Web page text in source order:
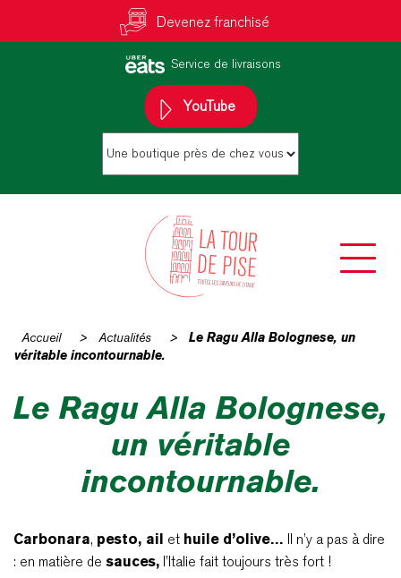
Devenez franchisé
Service de livraisons
YouTube
Accueil > Actualités >
Le Ragu Alla Bolognese, un
véritable incontournable.
Le Ragu Alla Bolognese,
un véritable
incontournable.
Carbonara, pesto, ail et huile d’olive… Il n’y a pas à dire
: en matière de sauces, l’Italie fait toujours très fort !